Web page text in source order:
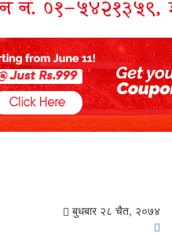
बुधबार २८ चैत, २०७४